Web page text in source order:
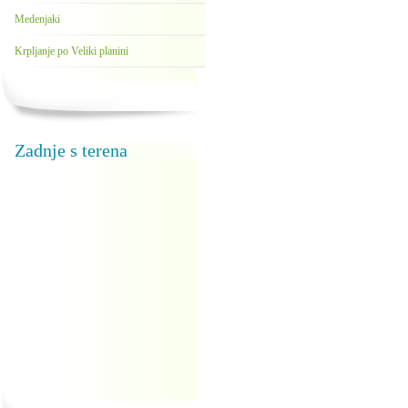
Medenjaki
Krpljanje po Veliki planini
Zadnje s terena